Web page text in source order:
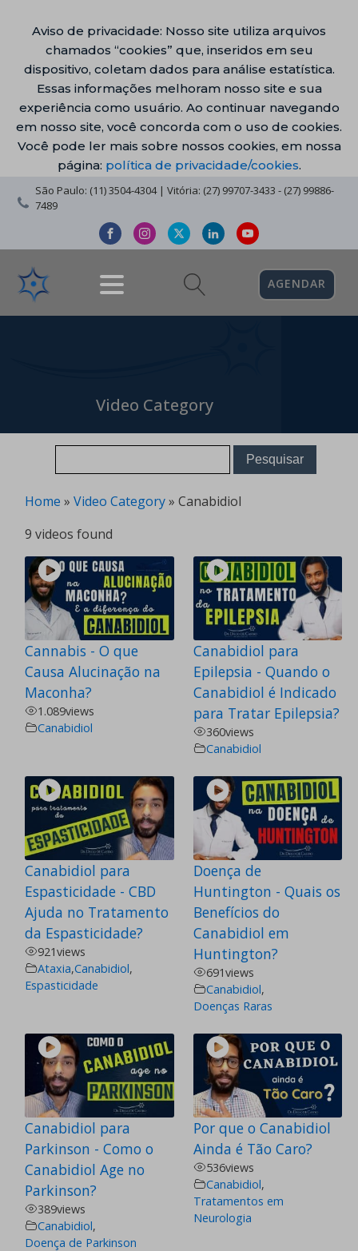
Aviso de privacidade: Nosso site utiliza arquivos
chamados “cookies” que, inseridos em seu
dispositivo, coletam dados para análise estatística.
Essas informações melhoram nosso site e sua
experiência como usuário. Ao continuar navegando
em nosso site, você concorda com o uso de cookies.
Você pode ler mais sobre nossos cookies, em nossa
página: política de privacidade/cookies.
São Paulo: (11) 3504-4304 | Vitória: (27) 99707-3433 - (27) 99886-
7489
AGENDAR
Video Category
Home » Video Category» Canabidiol
9 videos found
Cannabis - O que
Causa Alucinação na
Maconha?
1.089views
Canabidiol
Canabidiol para
Epilepsia - Quando o
Canabidiol é Indicado
para Tratar Epilepsia?
360views
Canabidiol
Canabidiol para
Espasticidade - CBD
Ajuda no Tratamento
da Espasticidade?
921views
Ataxia,Canabidiol,
Espasticidade
Doença de
Huntington - Quais os
Benefícios do
Canabidiol em
Huntington?
691views
Canabidiol,
Doenças Raras
Canabidiol para
Parkinson - Como o
Canabidiol Age no
Parkinson?
389views
Canabidiol,
Doença de Parkinson
Por que o Canabidiol
Ainda é Tão Caro?
536views
Canabidiol,
Tratamentos em
Neurologia